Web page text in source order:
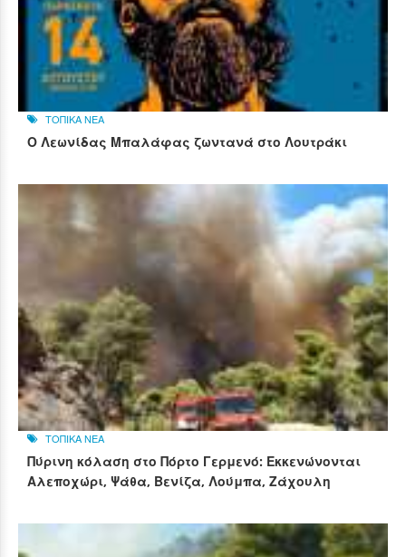
ΤΟΠΙΚΑ ΝΕΑ
Ο Λεωνίδας Μπαλάφας ζωντανά στο Λουτράκι
ΤΟΠΙΚΑ ΝΕΑ
Πύρινη κόλαση στο Πόρτο Γερμενό: Εκκενώνονται
Αλεποχώρι, Ψάθα, Βενίζα, Λούμπα, Ζάχουλη